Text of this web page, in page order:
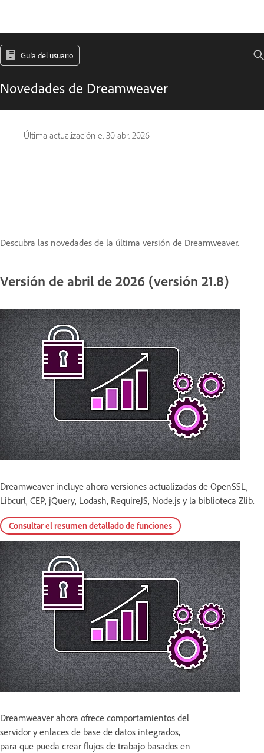
Guía del usuario
Novedades de Dreamweaver
Última actualización el 30 abr. 2026
Descubra las novedades de la última versión de Dreamweaver.
Versión de abril de 2026 (versión 21.8)
Dreamweaver incluye ahora versiones actualizadas de OpenSSL,
Libcurl, CEP, jQuery, Lodash, RequireJS, Node.js y la biblioteca Zlib.
Consultar el resumen detallado de funciones
Dreamweaver ahora ofrece comportamientos del
servidor y enlaces de base de datos integrados,
para que pueda crear flujos de trabajo basados en